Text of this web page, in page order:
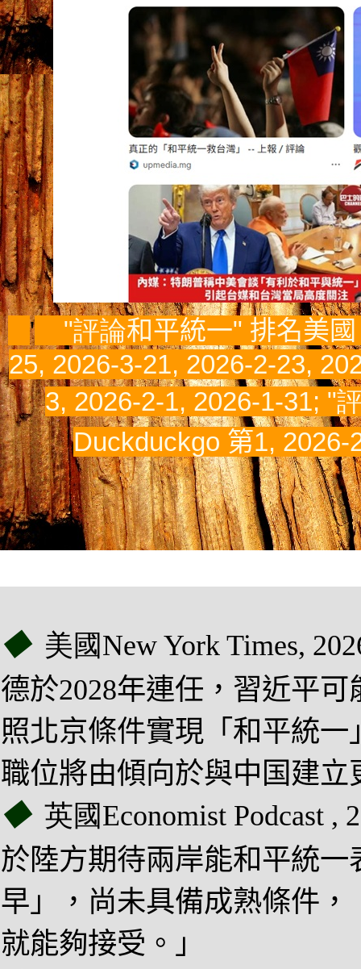
' "評論和平統一" 排名美
25, 2026-3-21, 2026-2-23,
3, 2026-2-1, 2026-1-31; "
Duckduckgo 第1, 2026-
◆ 美國New York Times,
德於2028年連任，習近平
照北京條件實現 「 和平統一
職位將由傾向於與中国建
◆ 英國Economist Podcast ,
於陸方期待兩岸能和平統
早」，尚未具備成熟條件
就能夠接受。」